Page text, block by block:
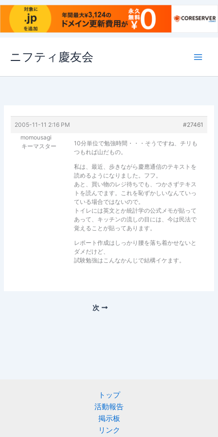
ス
ニフティ慶友会
2005-11-11 2:16 PM
#27461
momousagi
キーマスター
10分単位で勉強時間・・・そうですね、チリも
つもれば山だもの。
私は、最近、歩きながら慶應通信のテキストを
読めるようになりました。フフ。
あと、買い物のレジ待ちでも、つかさずテキス
トを読んでます。これを恥ずかしいなんていっ
ている場合ではないので。
トイレには英文とか統計学の公式メモが貼って
あって、キッチンの流しの目には、今は民法で
覚えることが貼ってあります。
レポート作成はしっかり腰を落ち着かせないと
ダメだけど、
試験勉強はこんなかんじで結構イケます。
次
トップ
活動報告
掲示板
リンク